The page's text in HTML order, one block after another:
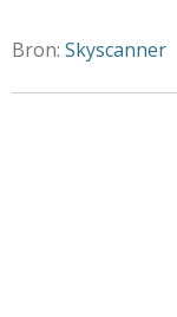
Bron: Skyscanner